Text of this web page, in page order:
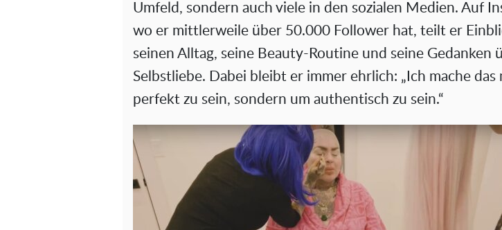
Umfeld, sondern auch viele in den sozialen Medien. Auf
wo er mittlerweile über 50.000 Follower hat, teilt er
seinen Alltag, seine Beauty-Routine und seine Gedanken
Selbstliebe. Dabei bleibt er immer ehrlich: „Ich mache das
perfekt zu sein, sondern um authentisch zu sein.“